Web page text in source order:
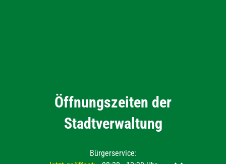
Öffnungszeiten der
Stadtverwaltung
Bürgerservice: